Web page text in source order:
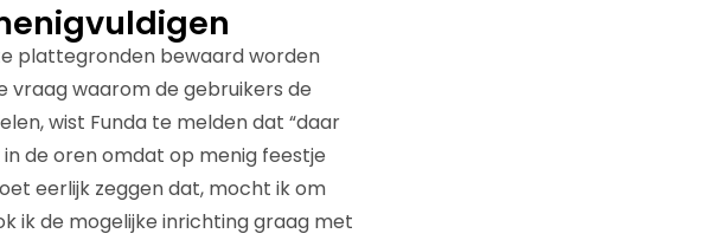
plattegronden bewaard worden
vraag waarom de gebruikers de
wist Funda te melden dat “daar
de oren omdat op menig feestje
eerlijk zeggen dat, mocht ik om
ik de mogelijke inrichting graag met